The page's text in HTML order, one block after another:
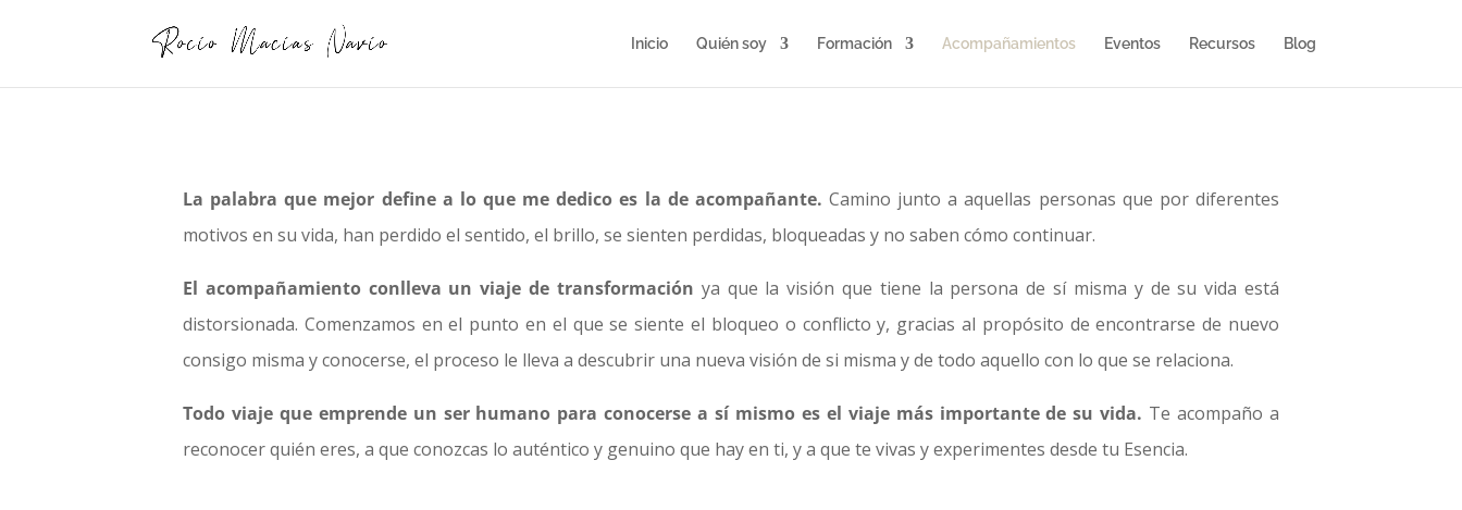
Inicio Quién soy Formación Acompañamientos Eventos Recursos Blog
La palabra que mejor define a lo que me dedico es la de acompañante. Camino junto a aquellas personas que por diferentes
motivos en su vida, han perdido el sentido, el brillo, se sienten perdidas, bloqueadas y no saben cómo continuar.
El acompañamiento conlleva un viaje de transformación ya que la visión que tiene la persona de sí misma y de su vida está
distorsionada. Comenzamos en el punto en el que se siente el bloqueo o conflicto y, gracias al propósito de encontrarse de nuevo
consigo misma y conocerse, el proceso le lleva a descubrir una nueva visión de si misma y de todo aquello con lo que se relaciona.
Todo viaje que emprende un ser humano para conocerse a sí mismo es el viaje más importante de su vida. Te acompaño a
reconocer quién eres, a que conozcas lo auténtico y genuino que hay en ti, y a que te vivas y experimentes desde tu Esencia.